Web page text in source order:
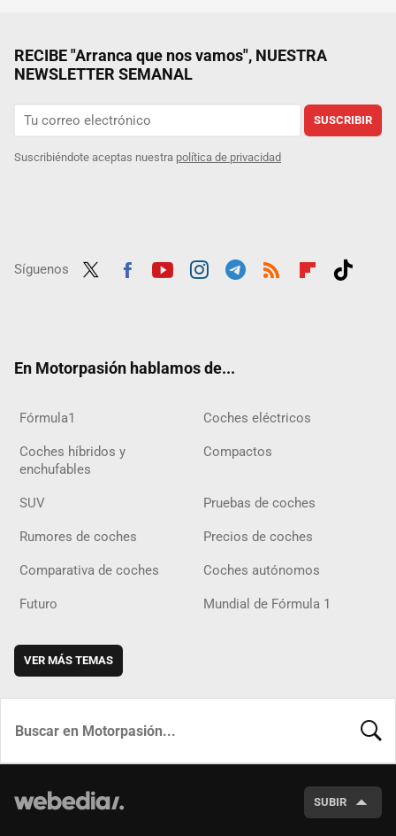
RECIBE "Arranca que nos vamos", NUESTRA
NEWSLETTER SEMANAL
SUSCRIBIR
Suscribiéndote aceptas nuestra política de privacidad
Síguenos
En Motorpasión hablamos de...
Fórmula1 Coches eléctricos
Coches híbridos y
enchufables
Compactos
SUV Pruebas de coches
Rumores de coches Precios de coches
Comparativa de coches Coches autónomos
Futuro Mundial de Fórmula 1
VER MÁS TEMAS
SUBIR